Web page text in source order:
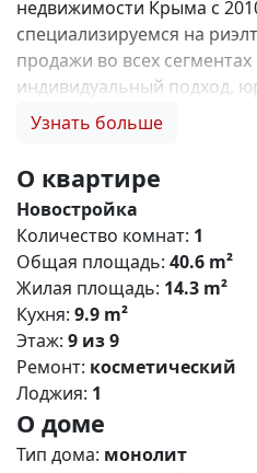
недвижимости Крыма с
специализируемся на
продажи во всех
индивидуальный подход,
объектов и безопасность
комиссии и оформление
Покупку недвижимости по
акции, бонусы, подарки; 3.
каждом застройщике.
приоритет! 4.
этапах сделки до
подарков🎁 🎁 🎁! Купи с
ПОДАРОК! ЖК «Парковые
безусловный комфорт в
районе Симферополя!
сочетает в себе строгие
,прекрасно развитую
Узнать больше
О квартире
Новостройка
Количество комнат: 1
Общая площадь: 40.6 m²
Жилая площадь: 14.3 m²
Кухня: 9.9 m²
Этаж: 9 из 9
Ремонт: косметический
Лоджия: 1
О доме
Тип дома: монолит